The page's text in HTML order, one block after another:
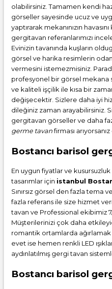
olabilirsiniz. Tamamen kendi
görseller sayesinde ucuz ve
yaptırarak mekanınızın
gergitavan referanlarımızı
Evinizin tavanında kuşların
görsel ve harika resimlerin
vermesini istemezmisiniz.
profesyonel bir görsel mekana
ve kaliteli işçilik ile kısa bir
değişecektir. Sizlere daha iyi
dileğiniz zaman arayabilirsiniz.
gergitavan görseller ve daha
germe tavanfirması
Bostancı barisol
En uygun fiyatlar ve
tasarımlar için istanbul
Sınırsız görsel den fazla tema
fazla referans ile size hizmet
tavan ve Professional ekibimiz
Müşterilerinizi çok daha
romantik ortamlarda ağırlamak
evet ise hemen renkli LED
aydınlatılmış gergi tavan
Bostancı barisol